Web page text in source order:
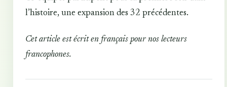
l’histoire, une expansion des 32 précédentes.
Cet article est écrit en français pour nos lecteurs
francophones.